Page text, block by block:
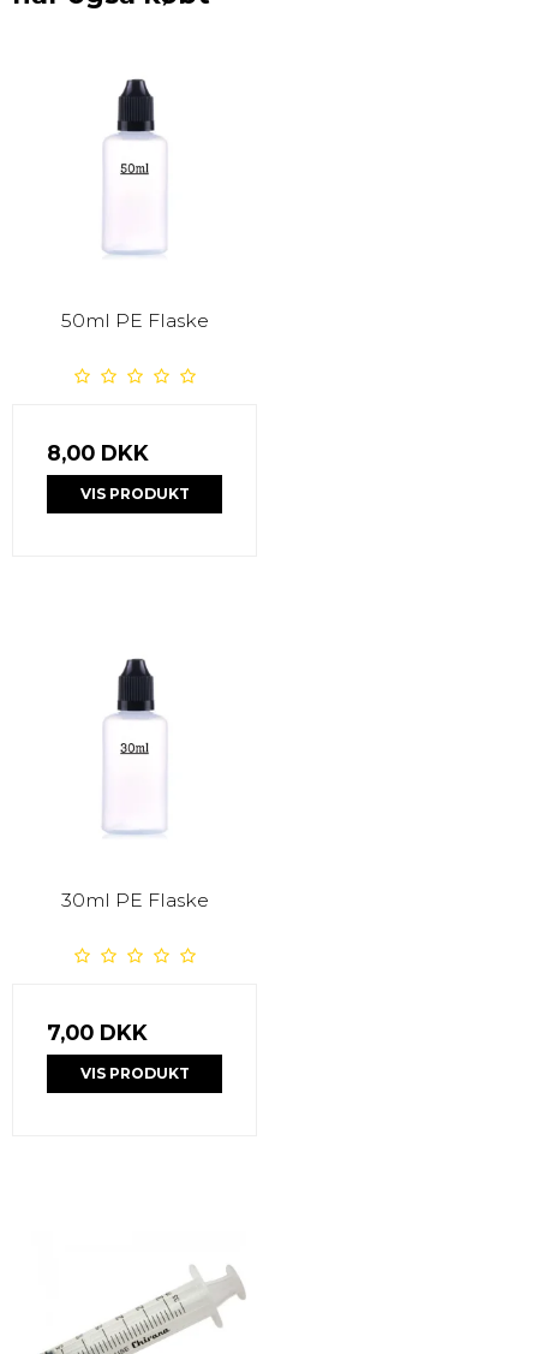
50ml PE Flaske
8,00 DKK
VIS PRODUKT
30ml PE Flaske
7,00 DKK
VIS PRODUKT